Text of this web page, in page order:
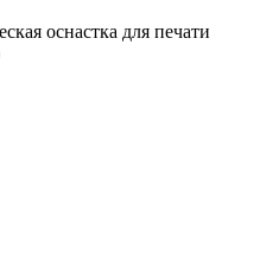
оснастка для печати